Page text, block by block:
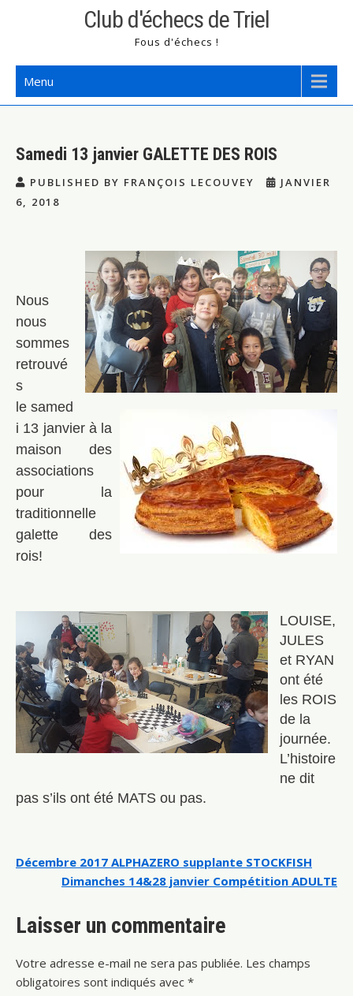
Club d'échecs de Triel
Fous d'échecs !
Menu
Samedi 13 janvier GALETTE DES ROIS
PUBLISHED BY FRANÇOIS LECOUVEY
JANVIER
6, 2018
Nous
nous
sommes
retrouvé
s
le samed
i 13 janvierà la
maison des
associations
pour la
traditionnelle
galette des
rois!
LOUISE,
JULES
et RYAN
ont été
les ROIS
de la
journée.
L’histoire
ne dit
pas s’ils ont été MATS ou pas.
Navigation
l’article
Décembre 2017 ALPHAZERO supplante STOCKFISH
Dimanches 14&28 janvier Compétition ADULTE
Laisser un commentaire
Votre adresse e-mail ne sera pas publiée. Les champs
obligatoires sont indiqués avec *